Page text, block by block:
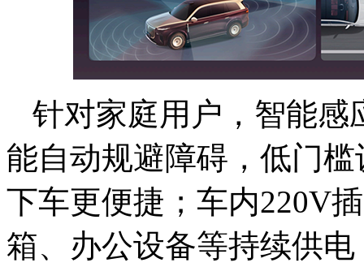
针对家庭用户，智能感
能自动规避障碍，低门
下车更便捷；车内220V
箱、办公设备等持续供